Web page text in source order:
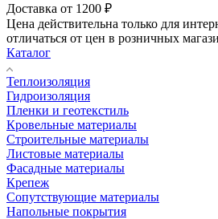
Доставка от 1200 ₽
Цена действительна только для
отличаться от цен в розничных
Каталог
Теплоизоляция
Гидроизоляция
Пленки и геотекстиль
Кровельные материалы
Строительные материалы
Листовые материалы
Фасадные материалы
Крепеж
Сопутствующие материалы
Напольные покрытия